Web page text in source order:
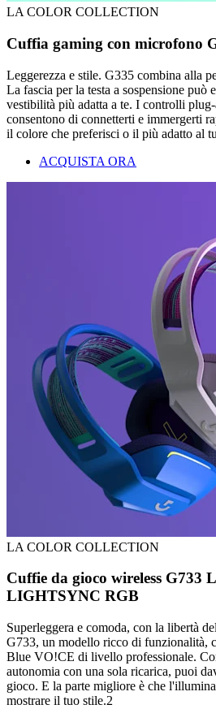
LA COLOR COLLECTION
Cuffia gaming con microfono
Leggerezza e stile. G335 combina alla
La fascia per la testa a sospensione può
vestibilità più adatta a te. I controlli
consentono di connetterti e immergerti
il colore che preferisci o il più adatto al
ACQUISTA ORA
LA COLOR COLLECTION
Cuffie da gioco wireless G733
LIGHTSYNC RGB
Superleggera e comoda, con la libertà
G733, un modello ricco di funzionalità,
Blue VO!CE di livello professionale.
autonomia con una sola ricarica, puoi
gioco. E la parte migliore è che
mostrare il tuo stile.2